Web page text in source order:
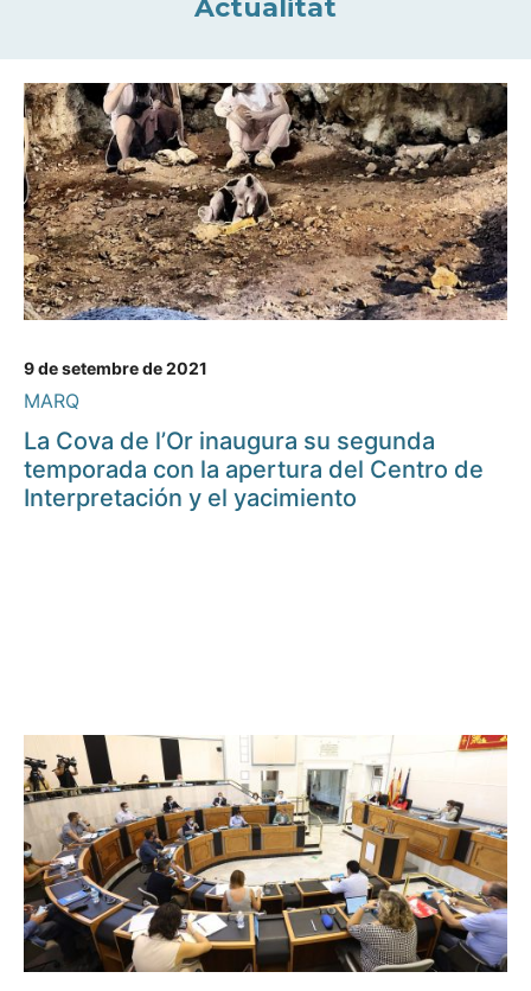
Actualitat
9 de setembre de 2021
MARQ
La Cova de l’Or inaugura su segunda
temporada con la apertura del Centro de
Interpretación y el yacimiento